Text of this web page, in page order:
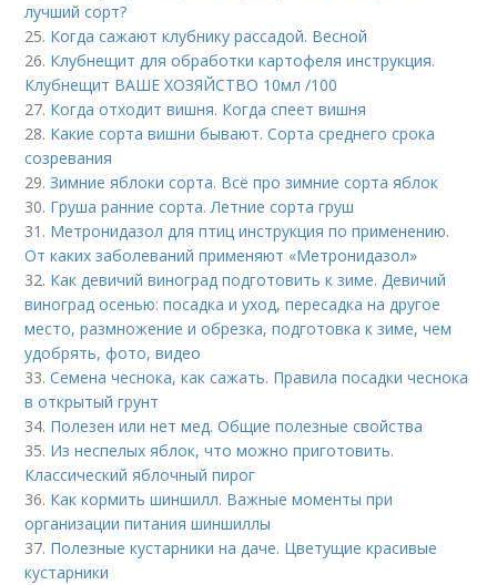
лучший сорт?
25. Когда сажают клубнику рассадой. Весной
26. Клубнещит для обработки картофеля инструкция.
Клубнещит ВАШЕ ХОЗЯЙСТВО 10мл /100
27. Когда отходит вишня. Когда спеет вишня
28. Какие сорта вишни бывают. Сорта среднего срока
созревания
29.Зимние яблоки сорта. Всё про зимние сорта яблок
30. Груша ранние сорта. Летние сорта груш
31. Метронидазол для птиц инструкция по применению.
От каких заболеваний применяют «Метронидазол»
32. Как девичий виноград подготовить к зиме. Девичий
виноград осенью: посадка и уход, пересадка на другое
место, размножение и обрезка, подготовка к зиме, чем
удобрять, фото, видео
33.Семена чеснока, как сажать. Правила посадки чеснока
в открытый грунт
34. Полезен или нет мед. Общие полезные свойства
35. Из неспелых яблок, что можно приготовить.
Классический яблочный пирог
36. Как кормить шиншилл. Важные моменты при
организации питания шиншиллы
37. Полезные кустарники на даче. Цветущие красивые
кустарники